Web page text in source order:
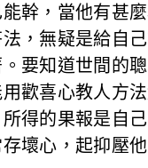
幹，當他有甚
，無疑是給自
要知道世間的
歡喜心教人方
得的果報是自
壞心，起抑壓